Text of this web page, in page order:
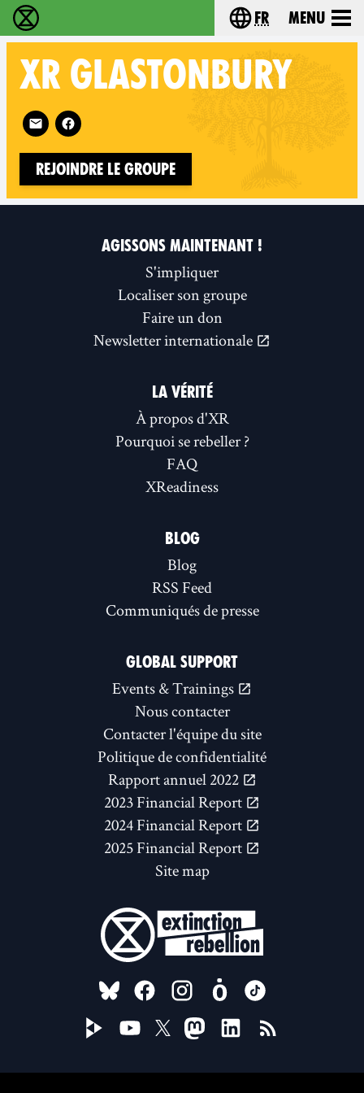
Extinction Rebellion - Home Choisissez votre
fr Menu
XR GLASTONBURY
Follow XR Glastonbury on
Rejoindre le groupe
AGISSONS MAINTENANT !
S'impliquer
Localiser son groupe
Faire un don
Newsletter internationale
LA VÉRITÉ
À propos d'XR
Pourquoi se rebeller ?
FAQ
XReadiness
BLOG
Blog
RSS Feed
Communiqués de presse
GLOBAL SUPPORT
Events & Trainings
Nous contacter
Contacter l'équipe du site
Politique de confidentialité
Rapport annuel 2022
2023 Financial Report
2024 Financial Report
2025 Financial Report
Site map
FOLLOW US ON